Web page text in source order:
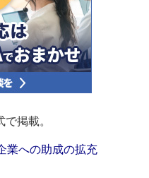
掲載。
業への助成の拡充